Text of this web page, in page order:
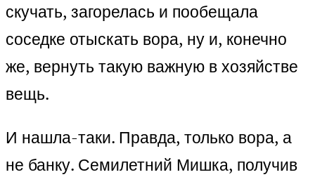
скучать, загорелась и пообещала
соседке отыскать вора, ну и, конечно
же, вернуть такую важную в хозяйстве
вещь.
И нашла-таки. Правда, только вора, а
не банку. Семилетний Мишка, получив